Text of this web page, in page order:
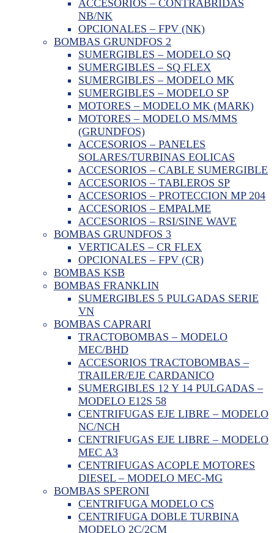
ACCESORIOS – CONTRABRIDAS
NB/NK
OPCIONALES – FPV (NK)
BOMBAS GRUNDFOS 2
SUMERGIBLES – MODELO SQ
SUMERGIBLES – SQ FLEX
SUMERGIBLES – MODELO MK
SUMERGIBLES – MODELO SP
MOTORES – MODELO MK (MARK)
MOTORES – MODELO MS/MMS
(GRUNDFOS)
ACCESORIOS – PANELES
SOLARES/TURBINAS EOLICAS
ACCESORIOS – CABLE SUMERGIBLE
ACCESORIOS – TABLEROS SP
ACCESORIOS – PROTECCION MP 204
ACCESORIOS – EMPALME
ACCESORIOS – RSI/SINE WAVE
BOMBAS GRUNDFOS 3
VERTICALES – CR FLEX
OPCIONALES – FPV (CR)
BOMBAS KSB
BOMBAS FRANKLIN
SUMERGIBLES 5 PULGADAS SERIE
VN
BOMBAS CAPRARI
TRACTOBOMBAS – MODELO
MEC/BHD
ACCESORIOS TRACTOBOMBAS –
TRAILER/EJE CARDANICO
SUMERGIBLES 12 Y 14 PULGADAS –
MODELO E12S 58
CENTRIFUGAS EJE LIBRE – MODELO
NC/NCH
CENTRIFUGAS EJE LIBRE – MODELO
MEC A3
CENTRIFUGAS ACOPLE MOTORES
DIESEL – MODELO MEC-MG
BOMBAS SPERONI
CENTRIFUGA MODELO CS
CENTRIFUGA DOBLE TURBINA
MODELO 2C/2CM